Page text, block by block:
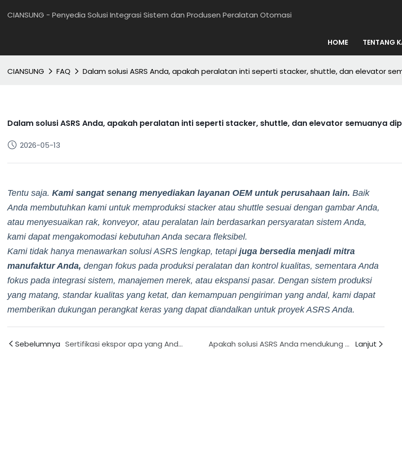
CIANSUNG - Penyedia Solusi Integrasi Sistem dan Produsen Peralatan Otomasi
HOME TENTANG
CIANSUNG FAQ Dalam solusi ASRS Anda, apakah peralatan inti seperti stacker, shuttle, dan elevator
Dalam solusi ASRS Anda, apakah peralatan inti seperti stacker, shuttle, dan elevator semuanya
2026-05-13
Tentu saja. Kami sangat senang menyediakan layanan OEM untuk perusahaan lain. Baik
Anda membutuhkan kami untuk memproduksi stacker atau shuttle sesuai dengan gambar Anda,
atau menyesuaikan rak, konveyor, atau peralatan lain berdasarkan persyaratan sistem Anda,
kami dapat mengakomodasi kebutuhan Anda secara fleksibel.
Kami tidak hanya menawarkan solusi ASRS lengkap, tetapi juga bersedia menjadi mitra
manufaktur Anda, dengan fokus pada produksi peralatan dan kontrol kualitas, sementara Anda
fokus pada integrasi sistem, manajemen merek, atau ekspansi pasar. Dengan sistem produksi
yang matang, standar kualitas yang ketat, dan kemampuan pengiriman yang andal, kami dapat
memberikan dukungan perangkat keras yang dapat diandalkan untuk proyek ASRS Anda.
Sebelumnya Sertifikasi ekspor apa yang Anda miliki? Apakah kemasan dan prosedur ekspor sepenuhnya sesuai dengan persyaratan standar? Apakah solusi ASRS Anda mendukung penerapan modular? Dapatkah saya membeli hanya bagian atau modul tertentu berdasarkan kebutuhan aktual kami? Lanjut